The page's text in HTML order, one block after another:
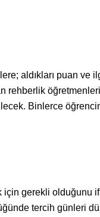
aldıkları puan ve
öğretmenleri,
Binlerce
gerekli olduğunu
tercih günleri